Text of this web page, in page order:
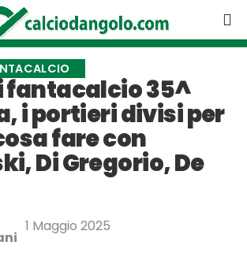
fantacalcio 35^
i portieri divisi per
fare con
Di Gregorio, De
1 Maggio 2025